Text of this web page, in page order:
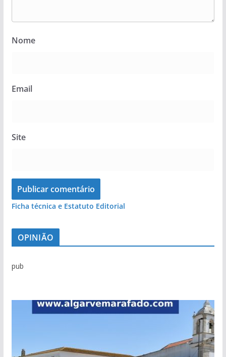
Nome
Email
Site
Ficha técnica e Estatuto Editorial
OPINIÃO
pub